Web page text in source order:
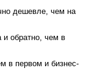
дешевле, чем на
и обратно, чем в
в первом и бизнес-